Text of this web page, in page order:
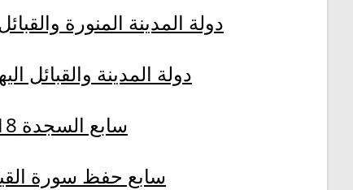
دولة المدينة المنورة والقبائل
دولة المدينة والقبائل
سابع السجدة 18 22
سابع حفظ سورة القيامة